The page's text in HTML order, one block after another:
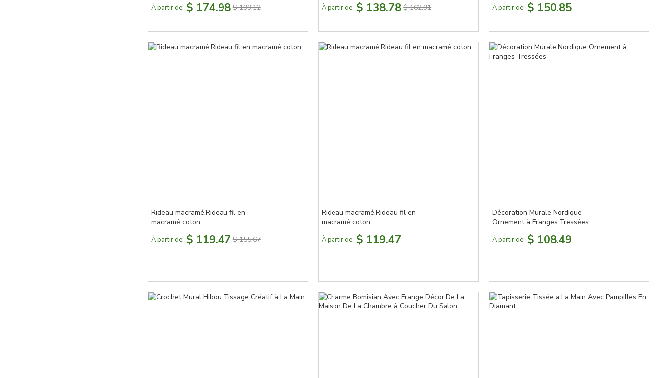
À partir de: $ 174.98 $ 199.12 À partir de: $ 138.78 $ 162.91 À partir de: $ 150.85
Rideau macramé,Rideau fil en
macramé coton
À partir de: $ 119.47 $ 155.67
Rideau macramé,Rideau fil en
macramé coton
À partir de: $ 119.47
Décoration Murale Nordique
Ornement à Franges Tressées
À partir de: $ 108.49